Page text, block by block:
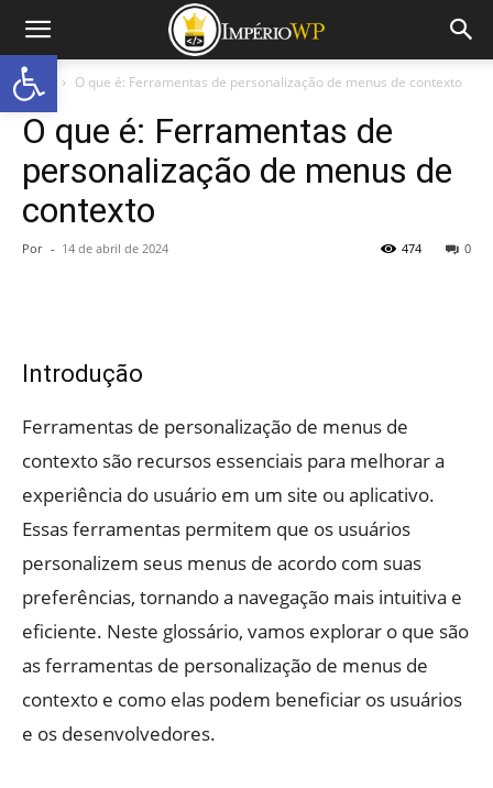
Início O que é: Ferramentas de personalização de menus de contexto
O que é: Ferramentas de
personalização de menus de
contexto
Por - 14 de abril de 2024 0
474
Introdução
Ferramentas de personalização de menus de
contexto são recursos essenciais para melhorar a
experiência do usuário em um site ou aplicativo.
Essas ferramentas permitem que os usuários
personalizem seus menus de acordo com suas
preferências, tornando a navegação mais intuitiva e
eficiente. Neste glossário, vamos explorar o que são
as ferramentas de personalização de menus de
contexto e como elas podem beneficiar os usuários
e os desenvolvedores.
Abrir a barra de ferramentas